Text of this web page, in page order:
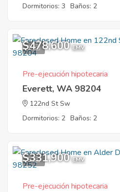
Dormitorios: 3 Baños: 2
1
$478,600 EMV
Pre-ejecución hipotecaria
Everett, WA 98204
122nd St Sw
Dormitorios: 2 Baños: 2
5
$331,900 EMV
Pre-ejecución hipotecaria